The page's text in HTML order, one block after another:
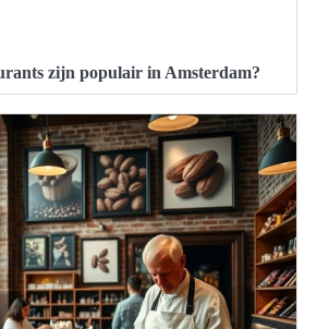
zijn populair in Amsterdam?